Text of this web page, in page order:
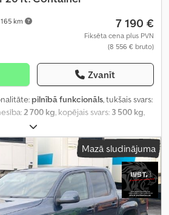
km 7 190 €
Fiksēta cena plus PVN
(8 556 € bruto)
Zvanīt
pilnībā funkcionāls, tukšais svars:
2 700 kg, kopējais svars: 3 500 kg,
, krautuves garums:
1 960 mm, Ražošanas gads:2025,
Mazā sludinājuma